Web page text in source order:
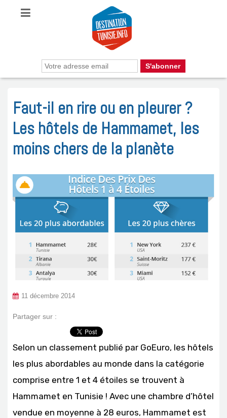
Faut-il en rire ou en pleurer ?
Les hôtels de Hammamet, les
moins chers de la planète
11 décembre 2014
Partager sur :
Selon un classement publié par GoEuro, les hôtels
les plus abordables au monde dans la catégorie
comprise entre 1 et 4 étoiles se trouvent à
Hammamet en Tunisie ! Avec une chambre d’hôtel
vendue en moyenne à 28 euros, Hammamet est